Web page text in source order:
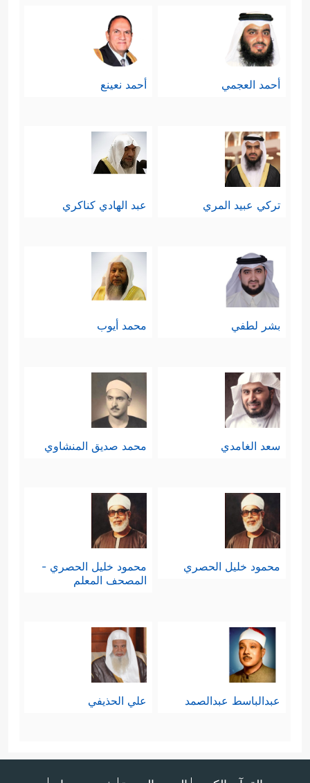
أحمد العجمي أحمد نعينع
تركي عبيد المري عبد الهادي كناكري
بشر لطفي محمد أيوب
سعد الغامدي محمد صديق المنشاوي
محمود خليل الحصري
محمود خليل الحصري -
المصحف المعلم
عبدالباسط عبدالصمد علي الحذيفي